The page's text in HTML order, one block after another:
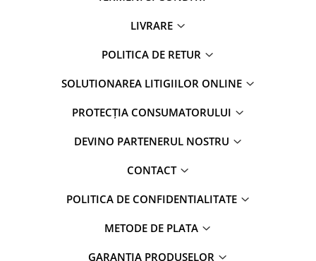
LIVRARE
POLITICA DE RETUR
SOLUTIONAREA LITIGIILOR ONLINE
PROTECȚIA CONSUMATORULUI
DEVINO PARTENERUL NOSTRU
CONTACT
POLITICA DE CONFIDENTIALITATE
METODE DE PLATA
GARANTIA PRODUSELOR